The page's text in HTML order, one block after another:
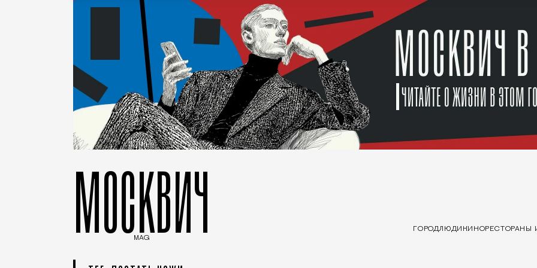
МОСКВИЧ
MAG
ГОРОДЛЮДИ КИНОРЕСТОРАНЫ